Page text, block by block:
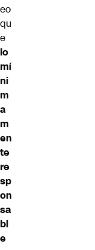
eo
qu
e
lo
mí
ni
m
a
m
en
te
re
sp
on
sa
bl
e